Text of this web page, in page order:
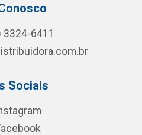
3324-6411
Sociais